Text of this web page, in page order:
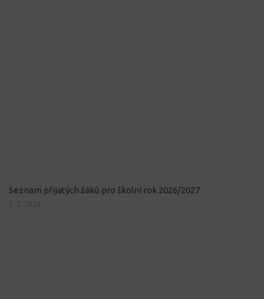
Seznam přijatých žáků pro školní rok 2026/2027
5. 2. 2026